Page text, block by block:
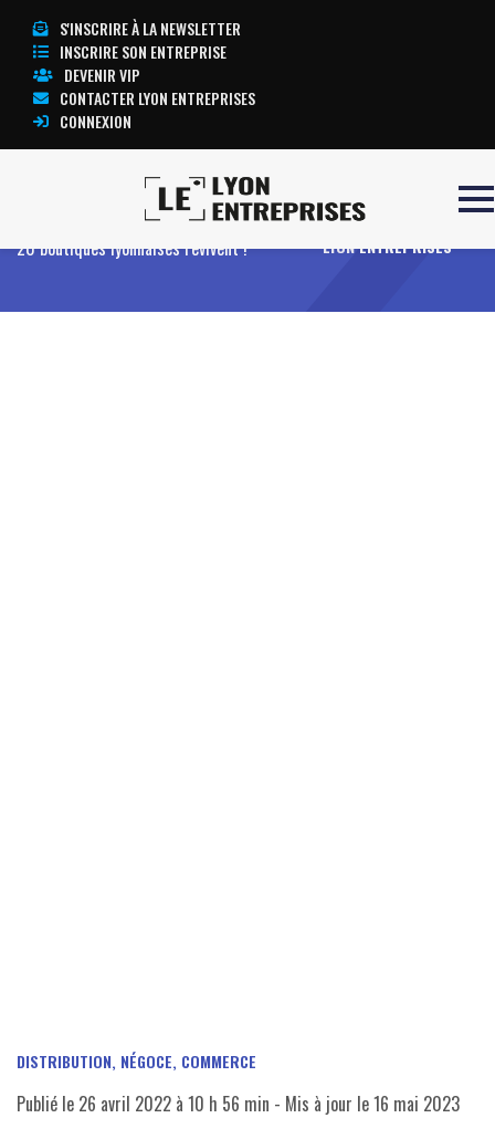
S'INSCRIRE À LA NEWSLETTER
INSCRIRE SON ENTREPRISE
DEVENIR VIP
CONTACTER LYON ENTREPRISES
CONNEXION
Levée de l’interdiction du CBD : les
20 boutiques lyonnaises revivent !
TOUTE L’ACTUALITÉ
LYON ENTREPRISES
DISTRIBUTION, NÉGOCE, COMMERCE
Publié le 26 avril 2022 à 10 h 56 min - Mis à jour le16 mai 2023